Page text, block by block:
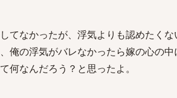
てなかったが、浮気よりも認めたくな
俺の浮気がバレなかったら嫁の心の
何なんだろう？と思ったよ。